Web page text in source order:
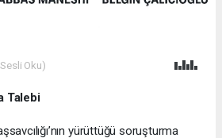
Oku)
Talebi
yürüttüğü soruşturma